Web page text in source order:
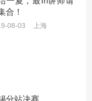
合！
08-03 上海